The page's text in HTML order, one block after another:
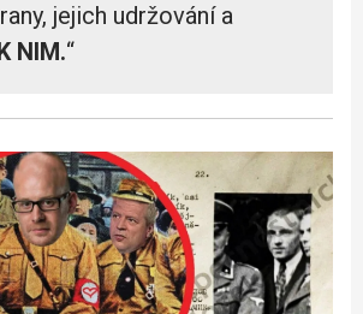
jejich udržování a
NIM.“